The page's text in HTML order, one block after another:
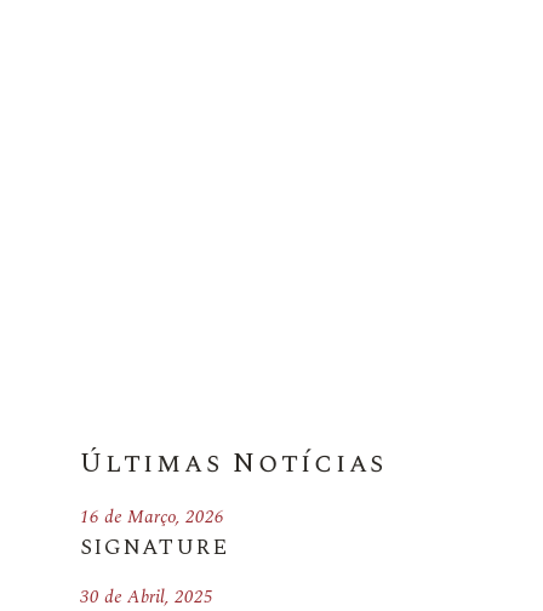
Últimas Notícias
SIGNATURE
16 de Março, 2026
30 de Abril, 2025